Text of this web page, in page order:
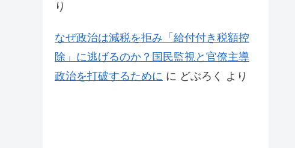
り
なぜ政治は減税を拒み「給付付き税額控
除」に逃げるのか？国民監視と官僚主導
政治を打破するために に どぶろく より